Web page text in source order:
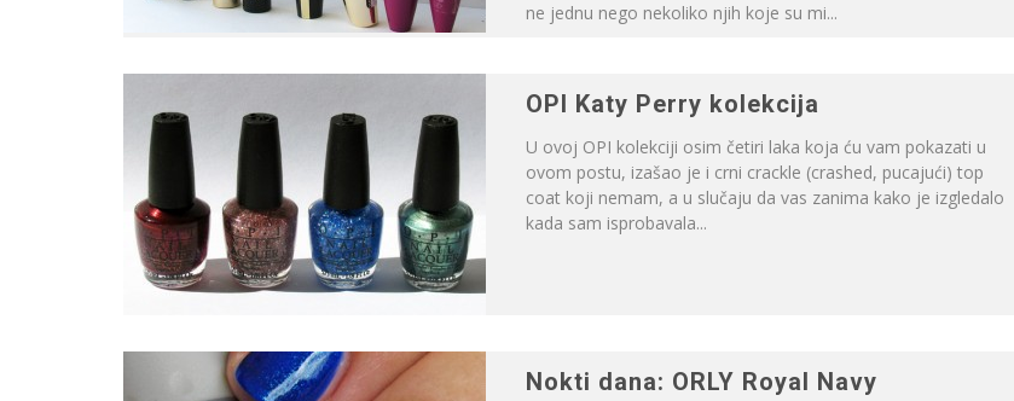
ne jednu nego nekoliko njih koje su mi...
OPI Katy Perry kolekcija
U ovoj OPI kolekciji osim četiri laka koja ću vam pokazati u
ovom postu, izašao je i crni crackle (crashed, pucajući) top
coat koji nemam, a u slučaju da vas zanima kako je izgledalo
kada sam isprobavala...
Nokti dana: ORLY Royal Navy